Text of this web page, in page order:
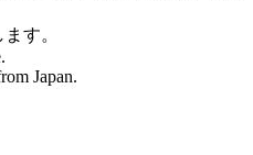
す。
Japan.